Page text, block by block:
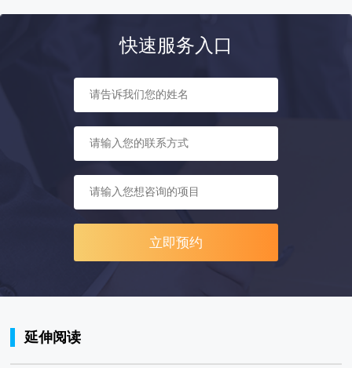
快速服务入口
立即预约
延伸阅读